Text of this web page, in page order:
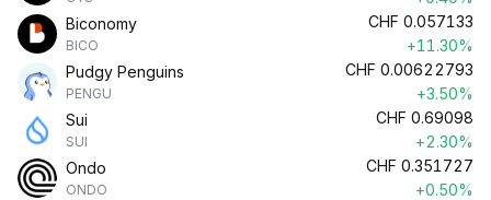
Biconomy
BICO
CHF 0.057133
+11.30%
Pudgy Penguins
PENGU
CHF 0.00622793
+3.50%
Sui
SUI
CHF 0.69098
+2.30%
Ondo
ONDO
CHF 0.351727
+0.50%